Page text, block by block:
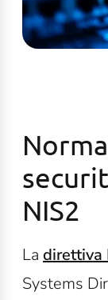
NIS2
La direttiva
Systems